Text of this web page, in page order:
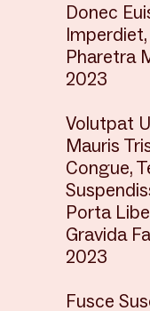
Donec
Imperdiet,
Pharetra
2023
Volutpat
Mauris
Congue,
Porta
Gravida
2023
Fusce